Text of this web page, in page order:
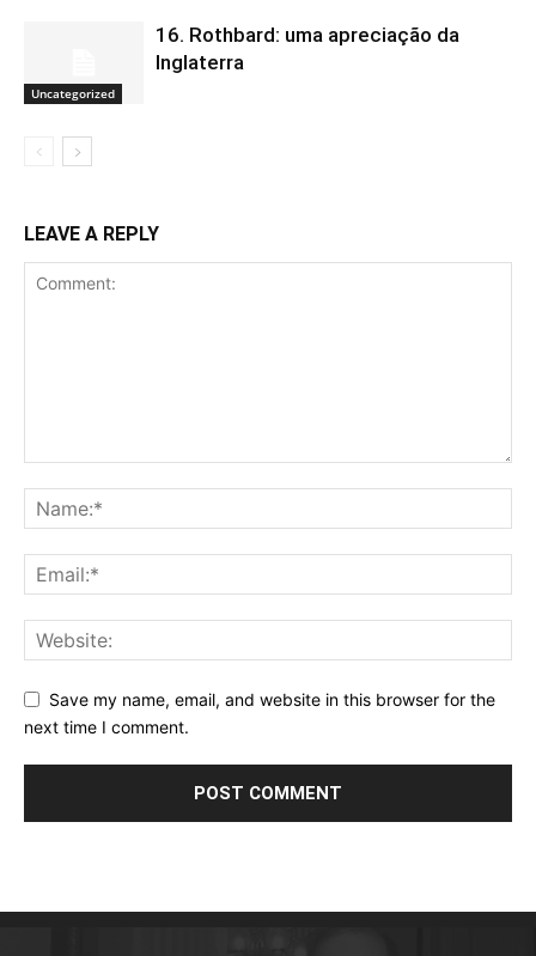
Uncategorized
16. Rothbard: uma apreciação da
Inglaterra
LEAVE A REPLY
Save my name, email, and website in this browser for the
next time I comment.